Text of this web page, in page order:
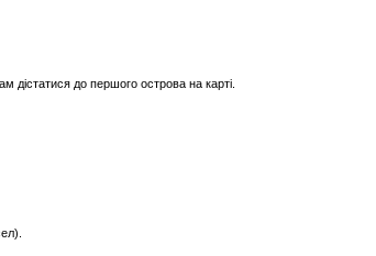
до першого острова на карті.